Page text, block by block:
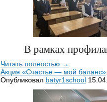
В рамках
Читать полностью →
Акция «Счастье — мой баланс»
Опубликовал batyr1school